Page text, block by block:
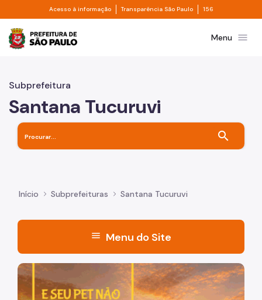
Pular para o Conteúdo principal
Acesso à informação Divisor de acesso à informação
Transparência São Paulo Divisor de
156
Prefeitura de São PauloMenu menu
Subprefeitura
Santana Tucuruvi
search
Início Subprefeituras Santana Tucuruvi
menu Menu do Site
Acesso à Informação
Participação Social
Imagem de um cachorro caramelo e uma gata rajada,